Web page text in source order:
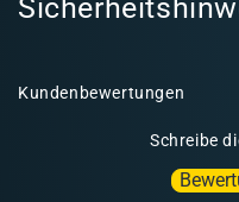
Kundenbewertungen
Schreibe